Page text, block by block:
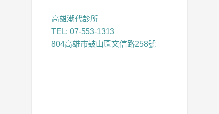
高雄潮代診所
TEL: 07-553-1313
804高雄市鼓山區文信路258號